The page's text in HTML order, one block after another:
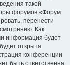
такой
форумов «Форум
перенести
Как
информация будет
открыта
конференции
быть ответственна